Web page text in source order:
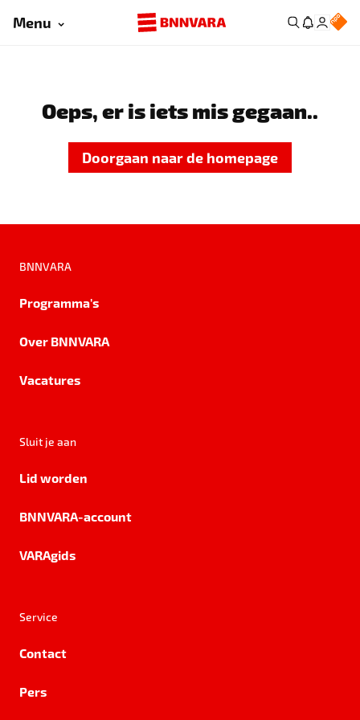
Menu
Oeps, er is iets mis gegaan..
Doorgaan naar de homepage
BNNVARA
Programma's
Over BNNVARA
Vacatures
Sluit je aan
Lid worden
BNNVARA-account
VARAgids
Service
Contact
Pers